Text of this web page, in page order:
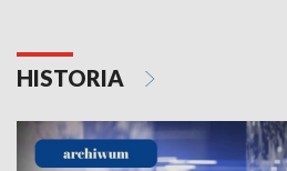
HISTORIA